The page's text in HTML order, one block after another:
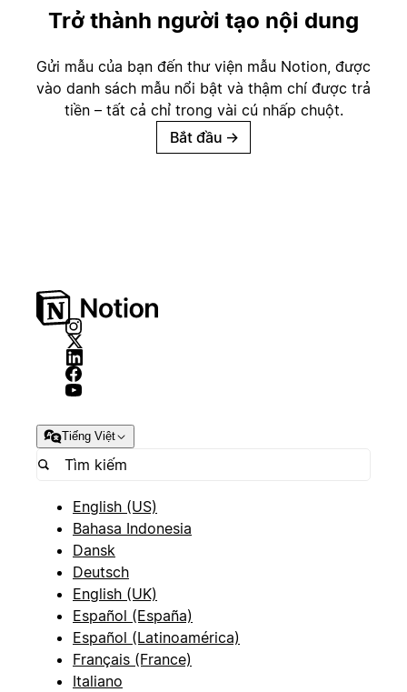
Trở thành người tạo nội dung
Gửi mẫu của bạn đến thư viện mẫu Notion, được
vào danh sách mẫu nổi bật và thậm chí được trả
tiền – tất cả chỉ trong vài cú nhấp chuột.
Bắt đầu →
Tiếng Việt
English (US)
Bahasa Indonesia
Dansk
Deutsch
English (UK)
Español (España)
Español (Latinoamérica)
Français (France)
Italiano